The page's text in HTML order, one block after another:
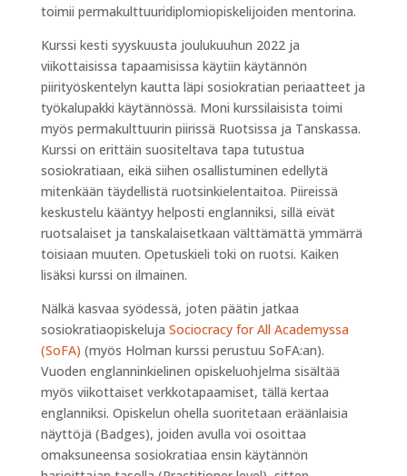
toimii permakulttuuridiplomiopiskelijoiden mentorina.
Kurssi kesti syyskuusta joulukuuhun 2022 ja
viikottaisissa tapaamisissa käytiin käytännön
piirityöskentelyn kautta läpi sosiokratian periaatteet ja
työkalupakki käytännössä. Moni kurssilaisista toimi
myös permakulttuurin piirissä Ruotsissa ja Tanskassa.
Kurssi on erittäin suositeltava tapa tutustua
sosiokratiaan, eikä siihen osallistuminen edellytä
mitenkään täydellistä ruotsinkielentaitoa. Piireissä
keskustelu kääntyy helposti englanniksi, sillä eivät
ruotsalaiset ja tanskalaisetkaan välttämättä ymmärrä
toisiaan muuten. Opetuskieli toki on ruotsi. Kaiken
lisäksi kurssi on ilmainen.
Nälkä kasvaa syödessä, joten päätin jatkaa
sosiokratiaopiskeluja Sociocracy for All Academyssa
(SoFA) (myös Holman kurssi perustuu SoFA:an).
Vuoden englanninkielinen opiskeluohjelma sisältää
myös viikottaiset verkkotapaamiset, tällä kertaa
englanniksi. Opiskelun ohella suoritetaan eräänlaisia
näyttöjä (Badges), joiden avulla voi osoittaa
omaksuneensa sosiokratiaa ensin käytännön